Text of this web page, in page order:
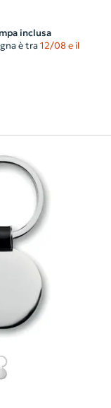
inclusa
è tra 12/08 e il